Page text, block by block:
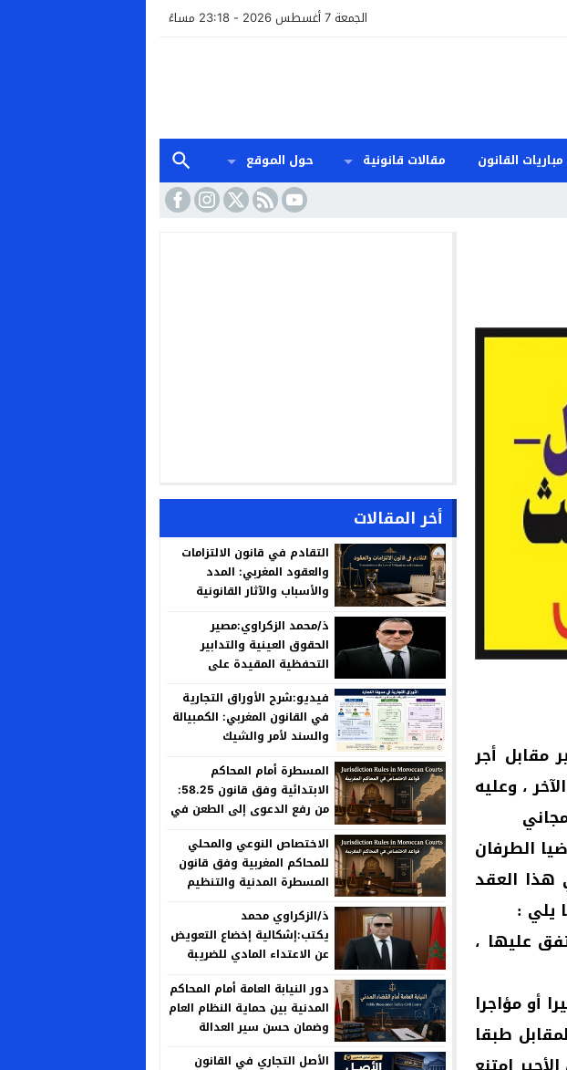
الجمعة 7 أغسطس 2026 - 23:18 مساءً
مباريات القانون مقالات قانونية
حول الموقع
مقابل أجر
، وعليه
الطرفان
هذا العقد
يلي :
عليها ،
أو مؤاجرا
طبقا
أخر المقالات
التقادم في قانون الالتزامات
والعقود المغربي: المدد
والأسباب والآثار القانونية
ذ/محمد الزكراوي:مصير
الحقوق العينية والتدابير
التحفظية المقيدة على
المنفعة العامة
فيديو:شرح الأوراق التجارية
في القانون المغربي: الكمبيالة
والسند لأمر والشيك
المسطرة أمام المحاكم
الابتدائية وفق قانون 58.25:
من رفع الدعوى إلى الطعن في
الاختصاص النوعي والمحلي
للمحاكم المغربية وفق قانون
المسطرة المدنية والتنظيم
ذ/الزكراوي محمد
يكتب:إشكالية إخضاع التعويض
عن الاعتداء المادي للضريبة
العدالة الجبائية وخصوصية
المسؤولية الإدارية
دور النيابة العامة أمام المحاكم
المدنية بين حماية النظام العام
وضمان حسن سير العدالة
الأصل التجاري في القانون